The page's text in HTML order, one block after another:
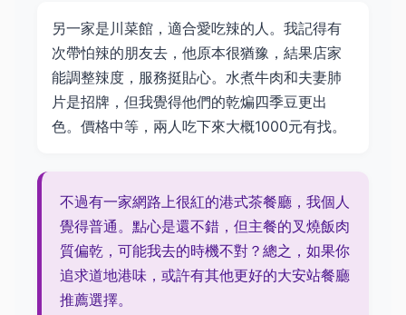
另一家是川菜館，適合愛吃辣的人。我記得有
次帶怕辣的朋友去，他原本很猶豫，結果店家
能調整辣度，服務挺貼心。水煮牛肉和夫妻肺
片是招牌，但我覺得他們的乾煸四季豆更出
色。價格中等，兩人吃下來大概1000元有找。
不過有一家網路上很紅的港式茶餐廳，我個人
覺得普通。點心是還不錯，但主餐的叉燒飯肉
質偏乾，可能我去的時機不對？總之，如果你
追求道地港味，或許有其他更好的大安站餐廳
推薦選擇。